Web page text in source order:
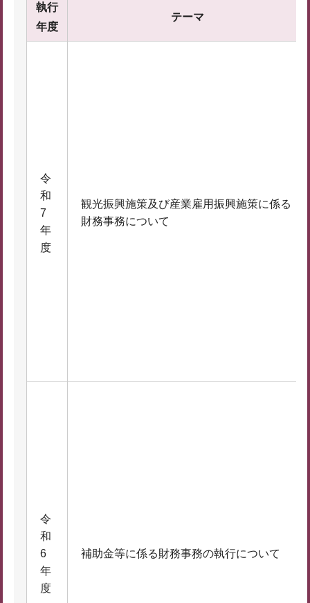
執行
年度
テーマ
令
和
7
年
度
観光振興施策及び産業雇用振興施策に係る
財務事務について
令
和
6
年
度
補助金等に係る財務事務の執行について